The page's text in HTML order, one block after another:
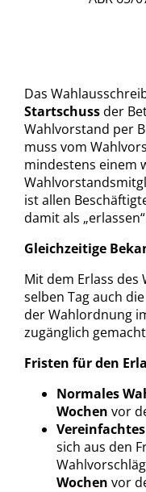
Das
Startschussder
Wahlvorstand per
muss vom
mindestens einem
ist allen
damit als
Gleichzeitige
Mit dem Erlass des
selben Tag auch
der Wahlordnung
zugänglich
Fristen für den
Normales
Wochen vor
sich aus den
Wochen vor